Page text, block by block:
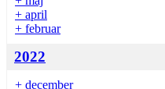
+ april
+ februar
2022
+ december